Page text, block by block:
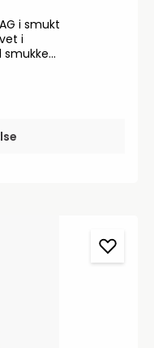
i smukt
i
smukke
41 cm og 45 cm.